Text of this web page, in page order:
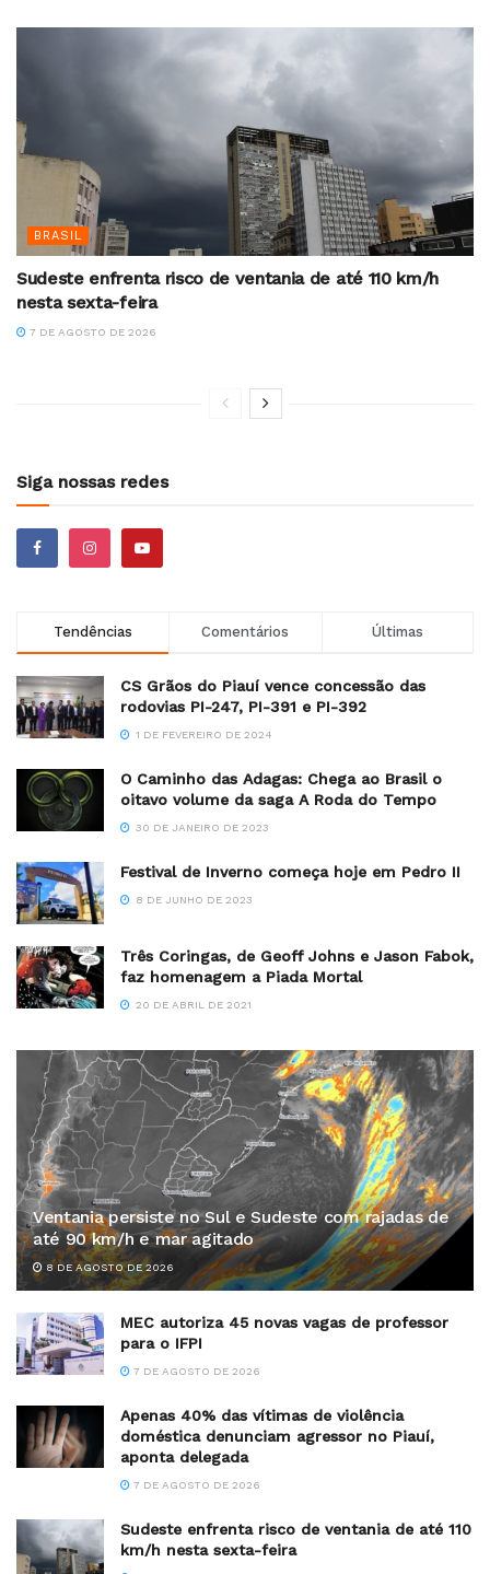
BRASIL
Sudeste enfrenta risco de ventania de até 110 km/h
nesta sexta-feira
7 DE AGOSTO DE 2026
Siga nossas redes
Tendências Comentários Últimas
CS Grãos do Piauí vence concessão das
rodovias PI-247, PI-391 e PI-392
1 DE FEVEREIRO DE 2024
O Caminho das Adagas: Chega ao Brasil o
oitavo volume da saga A Roda do Tempo
30 DE JANEIRO DE 2023
Festival de Inverno começa hoje em Pedro II
8 DE JUNHO DE 2023
Três Coringas, de Geoff Johns e Jason Fabok,
faz homenagem a Piada Mortal
20 DE ABRIL DE 2021
Ventania persiste no Sul e Sudeste com rajadas de
até 90 km/h e mar agitado
8 DE AGOSTO DE 2026
MEC autoriza 45 novas vagas de professor
para o IFPI
7 DE AGOSTO DE 2026
Apenas 40% das vítimas de violência
doméstica denunciam agressor no Piauí,
aponta delegada
7 DE AGOSTO DE 2026
Sudeste enfrenta risco de ventania de até 110
km/h nesta sexta-feira